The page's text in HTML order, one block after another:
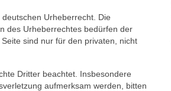
Urheberrecht. Die
des Urheberrechtes bedürfen der
sind nur für den privaten, nicht
Dritter beachtet. Insbesondere
aufmerksam werden, bitten